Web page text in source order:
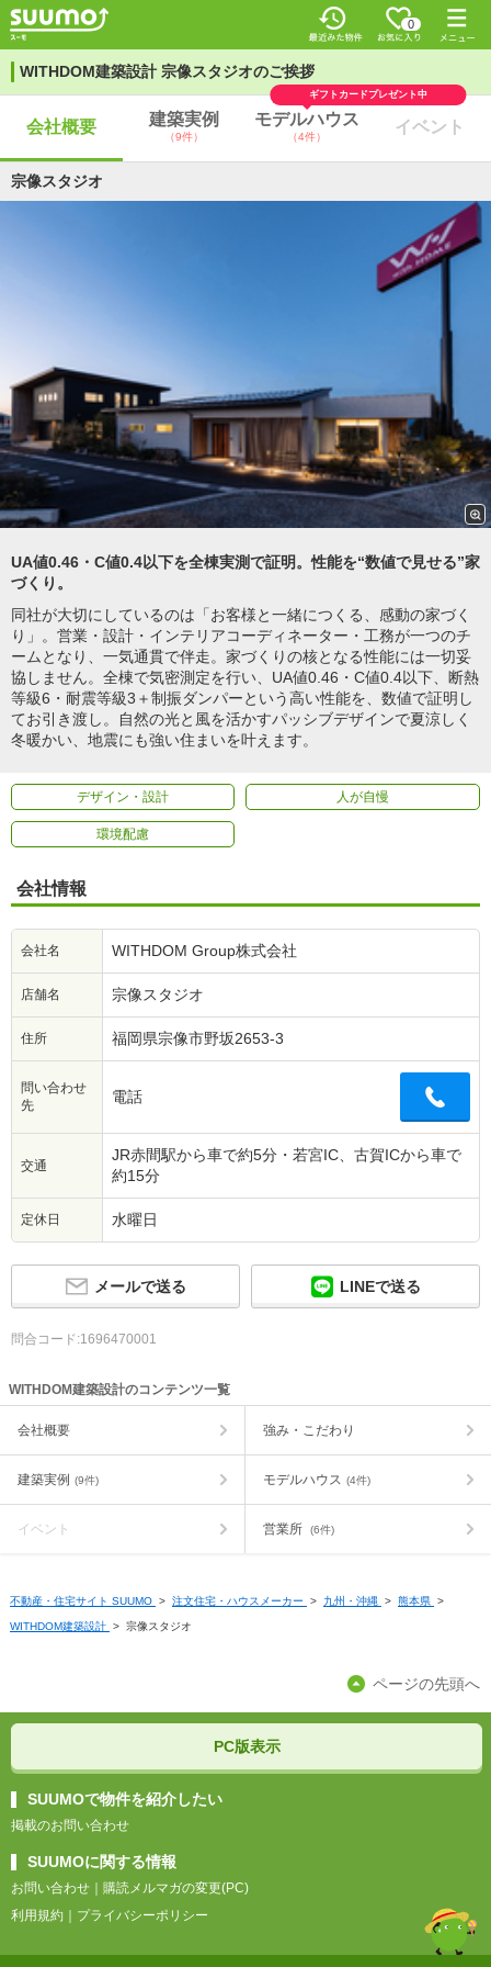
0
WITHDOM建築設計 宗像スタジオのご挨拶
会社概要 建築実例
（9件）
ギフトカードプレゼント中
モデルハウス
（4件）
イベント
宗像スタジオ
UA値0.46・C値0.4以下を全棟実測で証明。性能を“数値で見せる”家
づくり。
同社が大切にしているのは「お客様と一緒につくる、感動の家づく
り」。営業・設計・インテリアコーディネーター・工務が一つのチ
ームとなり、一気通貫で伴走。家づくりの核となる性能には一切妥
協しません。全棟で気密測定を行い、UA値0.46・C値0.4以下、断熱
等級6・耐震等級3＋制振ダンパーという高い性能を、数値で証明し
てお引き渡し。自然の光と風を活かすパッシブデザインで夏涼しく
冬暖かい、地震にも強い住まいを叶えます。
デザイン・設計 人が自慢
環境配慮
会社情報
会社名 WITHDOM Group株式会社
店舗名 宗像スタジオ
住所 福岡県宗像市野坂2653-3
問い合わせ
先
電話
交通
JR赤間駅から車で約5分・若宮IC、古賀ICから車で
約15分
定休日 水曜日
メールで送る LINEで送る
問合コード:1696470001
WITHDOM建築設計のコンテンツ一覧
会社概要 強み・こだわり
建築実例 (9件) モデルハウス (4件)
イベント 営業所 (6件)
不動産・住宅サイト SUUMO > 注文住宅・ハウスメーカー > 九州・沖縄 > 熊本県 >
WITHDOM建築設計 > 宗像スタジオ
ページの先頭へ
PC版表示
SUUMOで物件を紹介したい
掲載のお問い合わせ
SUUMOに関する情報
お問い合わせ
購読メルマガの変更(PC)
利用規約
プライバシーポリシー